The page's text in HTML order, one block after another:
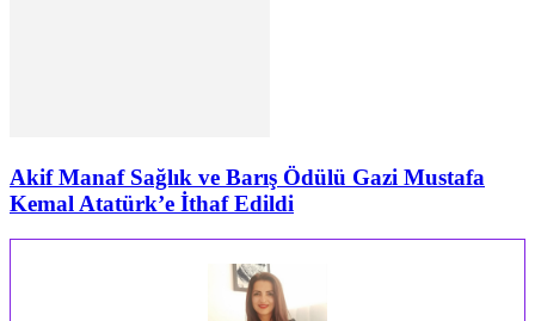
Akif Manaf Sağlık ve Barış Ödülü Gazi Mustafa
Kemal Atatürk’e İthaf Edildi